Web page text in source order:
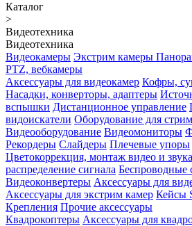
Каталог
>
Видеотехника
Видеотехника
Видеокамеры Экстрим камеры
PTZ, вебкамеры
Аксессуары для видеокамер Кофры,
Насадки, конверторы, адаптеры
вспышки Дистанционное управление
видоискатели Оборудование для
Видеооборудование Видеомониторы
Рекордеры Слайдеры Плечевые упоры
Цветокоррекция, монтаж видео и
распределение сигнала Беспроводные
Видеоконвертеры Аксессуары для
Аксессуары для экстрим камер Кейсы
Крепления Прочие аксессуары
Квадрокоптеры Аксессуары для